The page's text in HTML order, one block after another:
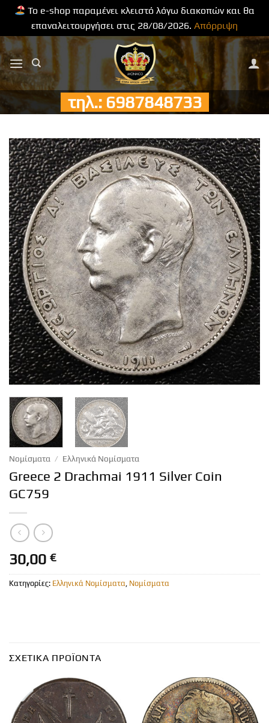
Το e-shop παραμένει κλειστό λόγω διακοπών και θα
επαναλειτουργήσει στις 28/08/2026. Απόρριψη
Μετάβαση
στο
περιεχόμενο
τηλ.: 6987848733
Νομίσματα / Ελληνικά Νομίσματα
Greece 2 Drachmai 1911 Silver Coin
GC759
30,00 €
Κατηγορίες: Ελληνικά Νομίσματα Νομίσματα
ΣΧΕΤΙΚΆ ΠΡΟΪΌΝΤΑ